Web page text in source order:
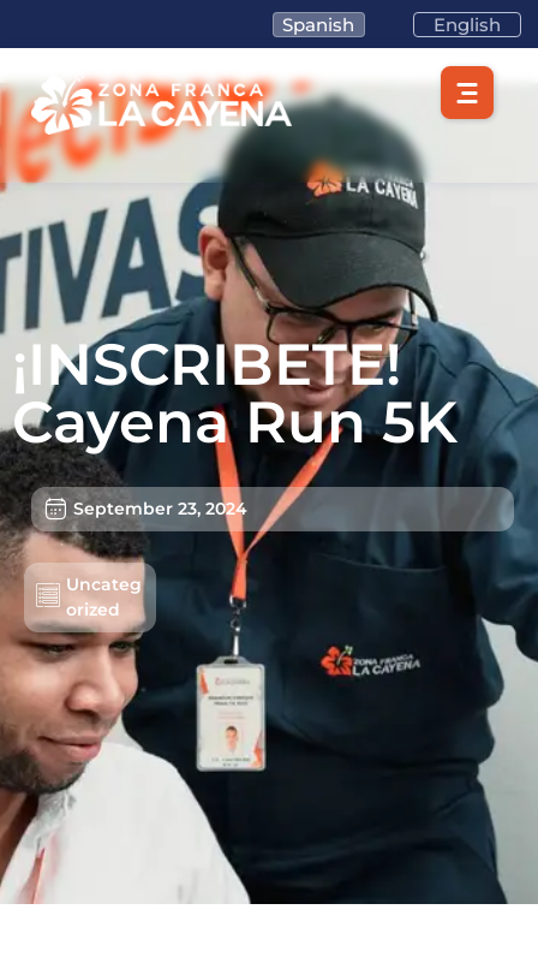
Spanish English
Lots/Warehouses
Benefits
Users
Sustainability
About us
Work with us
¡INSCRIBETE!
Cayena Run 5K
September 23, 2024
Uncateg
orized